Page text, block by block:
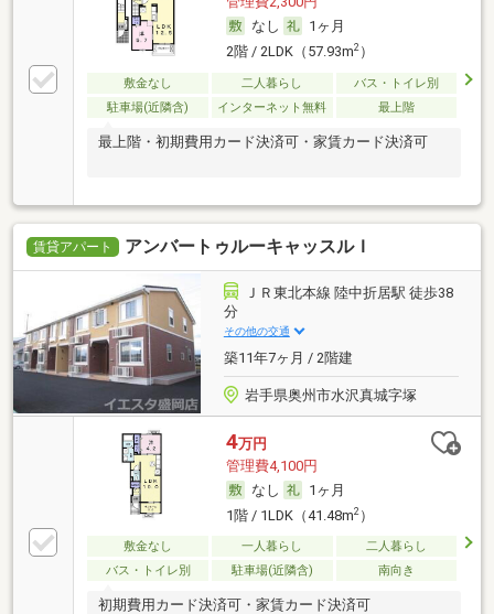
なし
1ヶ月
2階 / 2LDK（57.93m2）
敷金なし 二人暮らし
バス・トイレ別
駐車場(近隣含)
インターネット無料 最上階
最上階・初期費用カード決済可・家賃カード決済可
賃貸アパート アンバートゥルーキャッスルＩ
ＪＲ東北本線 陸中折居駅 徒歩38
分
その他の交通
築11年7ヶ月 / 2階建
岩手県奥州市水沢真城字塚
4万円
管理費4,100円
なし
1ヶ月
1階 / 1LDK（41.48m2）
敷金なし 一人暮らし
二人暮らし
バス・トイレ別
駐車場(近隣含) 南向き
初期費用カード決済可・家賃カード決済可